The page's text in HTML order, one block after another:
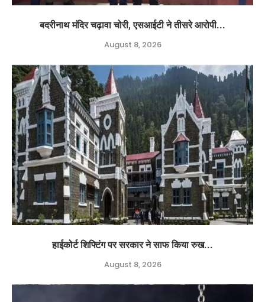
बदरीनाथ मंदिर चढ़ावा चोरी, एसआईटी ने तीसरे आरोपी...
August 8, 2026
हाईकोर्ट शिफ्टिंग पर सरकार ने साफ किया रुख...
August 8, 2026